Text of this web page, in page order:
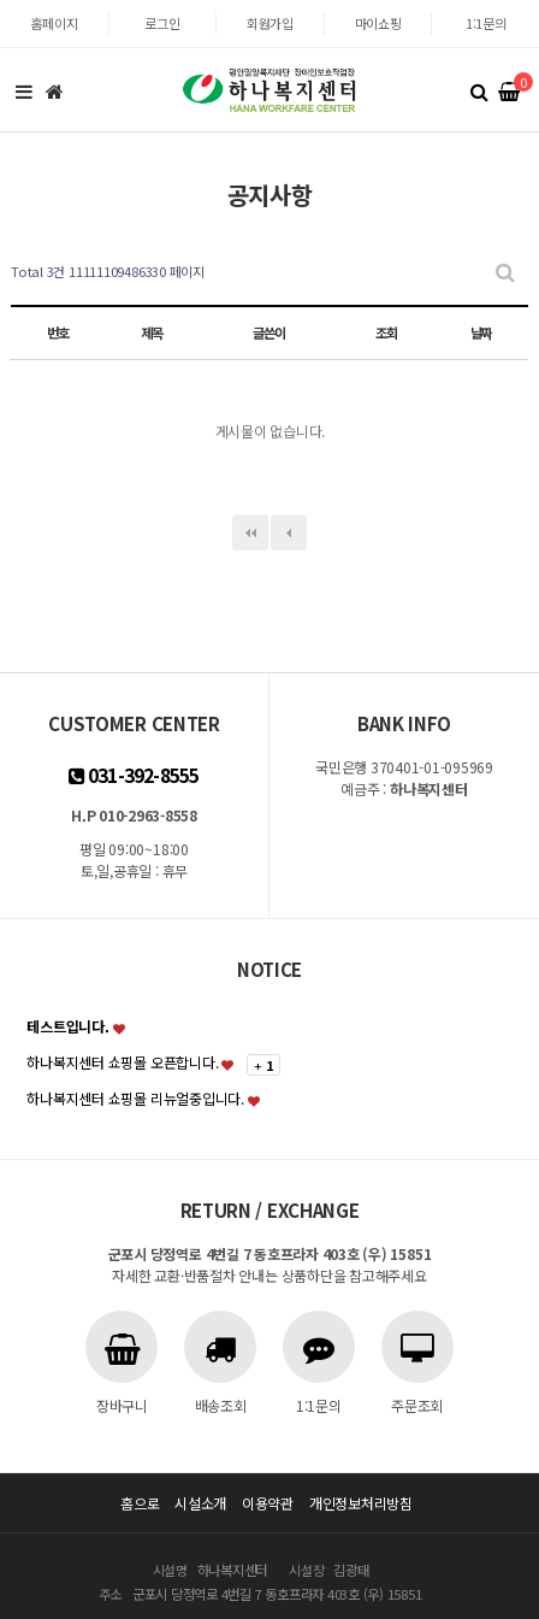
홈페이지 로그인 회원가입 마이쇼핑 1:1문의
0
공지사항
Total 3건 11111109486330 페이지
번호 제목 글쓴이 조회 날짜
게시물이 없습니다.
CUSTOMER CENTER
031-392-8555
H.P 010-2963-8558
평일 09:00~18:00
토,일,공휴일 : 휴무
BANK INFO
국민은행 370401-01-095969
예금주 :하나복지센터
NOTICE
테스트입니다.
하나복지센터 쇼핑몰 오픈합니다.
+ 1
하나복지센터 쇼핑몰 리뉴얼중입니다.
RETURN / EXCHANGE
군포시 당정역로 4번길 7 동호프라자 403호 (우) 15851
자세한 교환·반품절차 안내는 상품하단을 참고해주세요
장바구니 배송조회 1:1문의 주문조회
홈으로 시설소개 이용약관 개인정보처리방침
시설명 하나복지센터 시설장 김광태
주소
군포시 당정역로 4번길 7 동호프라자 403호 (우) 15851